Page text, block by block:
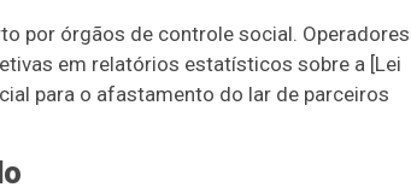
por órgãos de controle social. Operadores
em relatórios estatísticos sobre a [Lei
para o afastamento do lar de parceiros